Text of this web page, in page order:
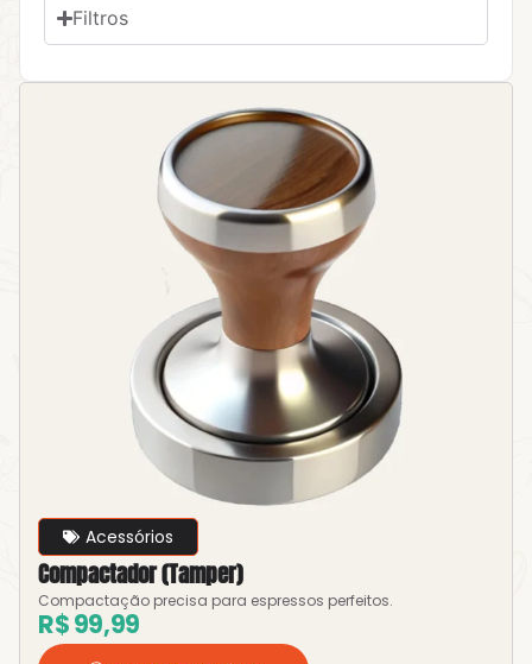
Filtros
Acessórios
Compactador (Tamper)
Compactação precisa para espressos perfeitos.
R$99,99